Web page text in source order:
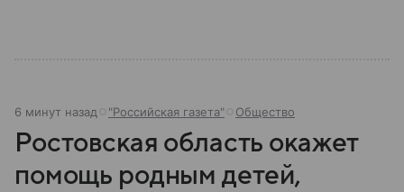
6 минут назад "Российская газета" Общество
Ростовская область окажет
помощь родным детей,